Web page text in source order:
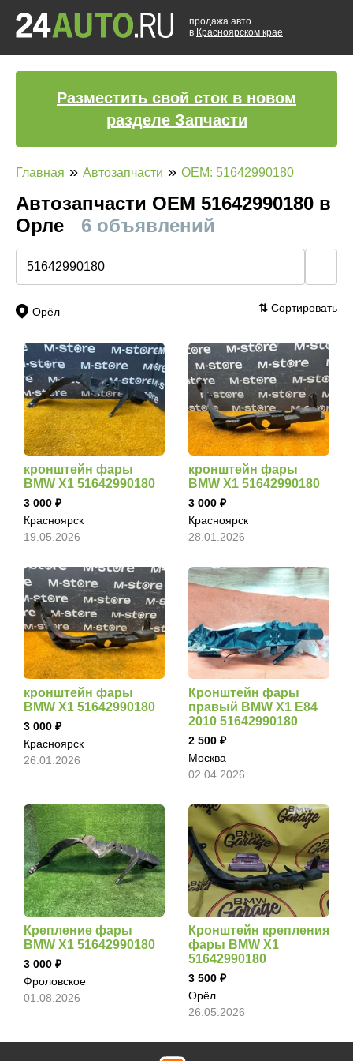
продажа авто
в Красноярском крае
Разместить свой сток в новом
разделе Запчасти
Главная » Автозапчасти » OEM: 51642990180
Автозапчасти ОЕМ 51642990180 в
Орле
6 объявлений
Орёл ⇅ Сортировать
кронштейн фары
BMW X1 51642990180
3 000
Красноярск
19.05.2026
кронштейн фары
BMW X1 51642990180
3 000
Красноярск
28.01.2026
кронштейн фары
BMW X1 51642990180
3 000
Красноярск
26.01.2026
Кронштейн фары
правый BMW X1 E84
2010 51642990180
2 500
Москва
02.04.2026
Крепление фары
BMW X1 51642990180
3 000
Фроловское
01.08.2026
Кронштейн крепления
фары BMW X1
51642990180
3 500
Орёл
26.05.2026